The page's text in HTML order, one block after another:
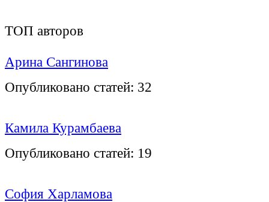
ТОП авторов
Арина Сангинова
Опубликовано статей: 32
Камила Курамбаева
Опубликовано статей: 19
София Харламова